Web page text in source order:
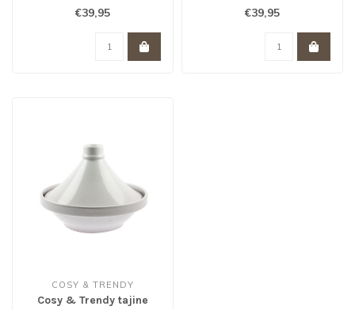
€39,95 €39,95
COSY & TRENDY
Cosy & Trendy tajine